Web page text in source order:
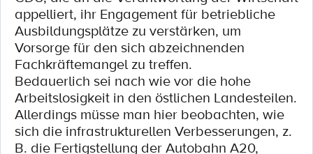
appelliert, ihr Engagement für betriebliche
Ausbildungsplätze zu verstärken, um
Vorsorge für den sich abzeichnenden
Fachkräftemangel zu treffen.
Bedauerlich sei nach wie vor die hohe
Arbeitslosigkeit in den östlichen Landesteilen.
Allerdings müsse man hier beobachten, wie
sich die infrastrukturellen Verbesserungen, z.
B. die Fertigstellung der Autobahn A20,